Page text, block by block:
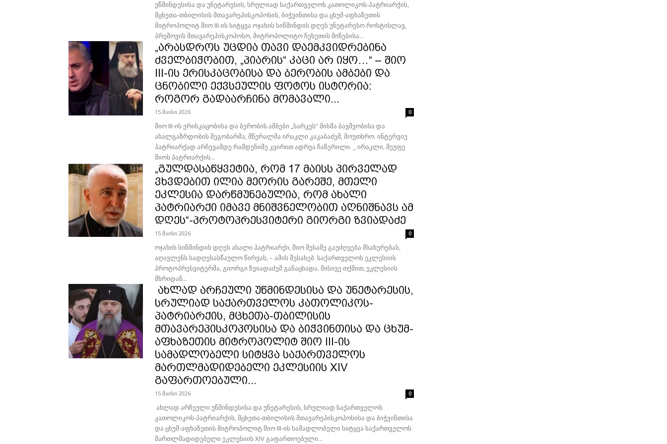
უწმინდესისა და უნეტარესის, სრულიად საქართველოს კათოლიკოს-პატრიარქის,
მცხეთა-თბილისის მთავარეპისკოპოსის, ბიჭვინთისა და ცხუმ-აფხაზეთის
მიტროპოლიტ შიო III-ის სიტყვა ოჯახის სიწმინდის დღეს უნეტარესო როსტისლავ,
პრეშოვის მთავარეპისკოპოსო, მიტროპოლიტო ჩეხეთის მიწებისა...
„არასდროს უცდია თავი დაემკვიდრებინა
ძველბიჭობით, „პიარის“ კაცი არ იყო…“ – შიო
III-ის ერისკაცობისა და ბერობის ამბები და
ცნობილი ექვსეულის ფოტოს ისტორია:
როგორ გადაარჩინა მომავალი...
15 მაისი 2026 0
შიო III-ის ერისკაცობისა და ბერობის ამბები „სარკეს” მისმა ბავშვობისა და
ახალგაზრდობის მეგობარმა, მწერალმა ირაკლი კაკაბაძემ, მოუთხრო. ინტერვიუ
პატრიარქად არჩევამდე რამდენიმე კვირით ადრეა ჩაწერილი. _ ირაკლი, მეუფე
შიოს პატრიარქის...
„გულდასაწყვეტია, რომ 17 მაისს პირველად
ვხვდებით ილია მეორის გარეშე, მთელი
ეკლესია დარწმუნებულია, რომ ახალი
პატრიარქი იმავე მნიშვნელობით აღნიშნავს ამ
დღეს“-პროტოპრესვიტერი გიორგი ზვიადაძე
15 მაისი 2026 0
ოჯახის სიწმინდის დღეს ახალი პატრიარქი, შიო მესამე გაუძღვება მსახურებას,
აღავლენს სადღესასწაულო წირვას, – ამის შესახებ საქართველოს ეკლესიის
პროტოპრესვიტერმა, გიორგი ზვიადაძემ განაცხადა. მისივე თქმით, ეკლესიის
მხრიდან...
ახლად არჩეული უწმინდესისა და უნეტარესის,
სრულიად საქართველოს კათოლიკოს-
პატრიარქის, მცხეთა-თბილისის
მთავარეპისკოპოსისა და ბიჭვინთისა და ცხუმ-
აფხაზეთის მიტროპოლიტ შიო III-ის
სამადლობელი სიტყვა საქართველოს
მართლმადიდებელი ეკლესიის XIV
გაფართოებული...
15 მაისი 2026 0
ახლად არჩეული უწმინდესისა და უნეტარესის, სრულიად საქართველოს
კათოლიკოს-პატრიარქის, მცხეთა-თბილისის მთავარეპისკოპოსისა და ბიჭვინთისა
და ცხუმ-აფხაზეთის მიტროპოლიტ შიო III-ის სამადლობელი სიტყვა საქართველოს
მართლმადიდებელი ეკლესიის XIV გაფართოებული...